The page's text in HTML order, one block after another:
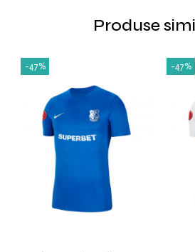
Produse
-47% -47%